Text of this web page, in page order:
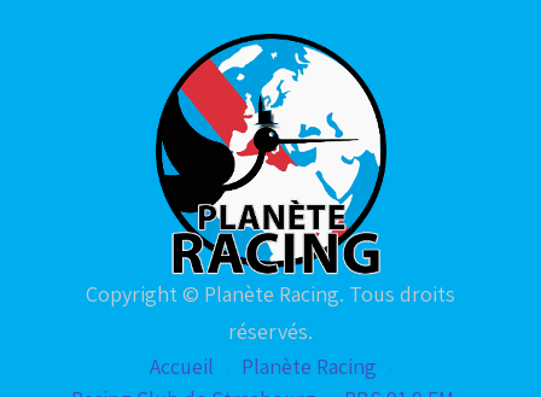
Copyright © Planète Racing. Tous droits
réservés.
Accueil
Planète Racing